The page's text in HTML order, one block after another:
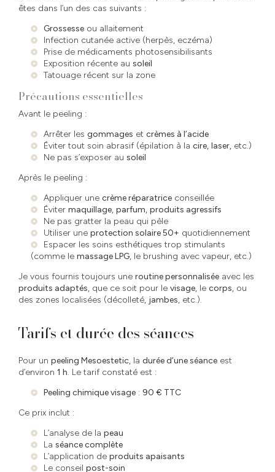
êtes dans l’un des cas suivants :
Grossesse ou allaitement
Infection cutanée active (herpès, eczéma)
Prise de médicaments photosensibilisants
Exposition récente au soleil
Tatouage récent sur la zone
Précautions essentielles
Avant le peeling :
Arrêter les gommages et crèmes à l’acide
Éviter tout soin abrasif (épilation à la cire, laser, etc.)
Ne pas s’exposer au soleil
Après le peeling :
Appliquer une crème réparatrice conseillée
Éviter maquillage, parfum, produits agressifs
Ne pas gratter la peau qui pèle
Utiliser une protection solaire 50+ quotidiennement
Espacer les soins esthétiques trop stimulants
(comme le massage LPG, le brushing avec vapeur, etc.)
Je vous fournis toujours une routine personnalisée avec les
produits adaptés, que ce soit pour le visage, le corps, ou
des zones localisées (décolleté, jambes, etc.).
Tarifs et durée des séances
Pour un peeling Mesoestetic, la durée d’une séance est
d’environ 1 h. Le tarif constaté est :
Peeling chimique visage : 90 € TTC
Ce prix inclut :
L’analyse de la peau
La séance complète
L’application de produits apaisants
Le conseil post-soin